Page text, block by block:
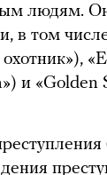
людям.
в том
и